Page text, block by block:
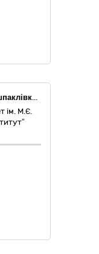
ДК 021:2015 – 44830000-7 – «Мастики, шпаклівки, замазки та розчинники» (Суміш штукатурна стартова цементно-вапняна ANSERGLOB ВСТ-21 (25 кг) або еквівалент)
ім. М.Є.